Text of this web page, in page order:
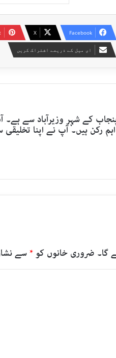
Facebook
X
ای میل کے ذریعے اشتراک کریں
کے شہر وزیرآباد سے ہے۔
گا۔ ضروری خانوں کو*سے